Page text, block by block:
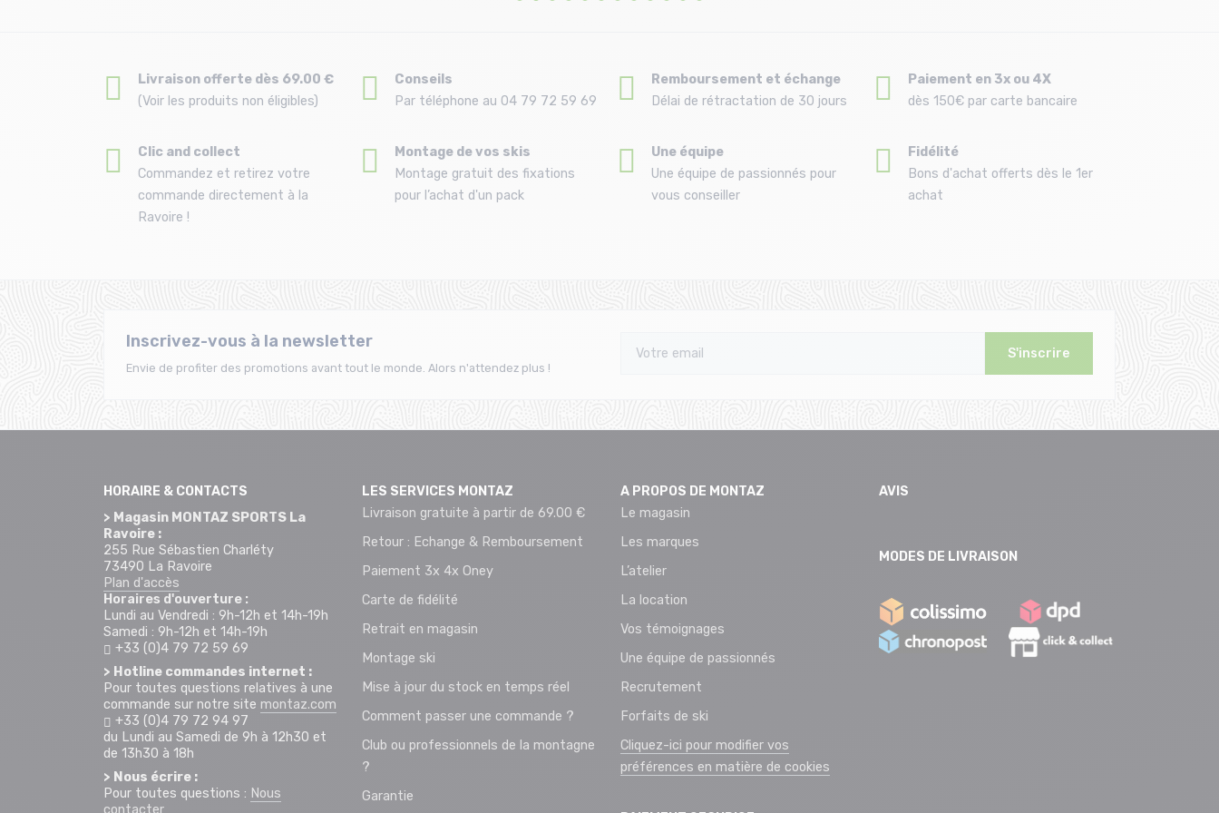
Livraison offerte dès 69.00 €
(Voir les produits non éligibles)
Conseils
Par téléphone au 04 79 72 59 69
Remboursement et échange
Délai de rétractation de 30 jours
Paiement en 3x ou 4X
dès 150€ par carte bancaire
Clic and collect
Commandez et retirez votre
commande directement à la
Ravoire !
Montage de vos skis
Montage gratuit des fixations
pour l’achat d'un pack
Une équipe
Une équipe de passionnés pour
vous conseiller
Fidélité
Bons d'achat offerts dès le 1er
achat
Inscrivez-vous à la newsletter
Envie de profiter des promotions avant tout le monde. Alors n'attendez plus !
S'inscrire
HORAIRE & CONTACTS
> Magasin MONTAZ SPORTS La
Ravoire :
255 Rue Sébastien Charléty
73490 La Ravoire
Plan d'accès
Horaires d'ouverture :
Lundi au Vendredi : 9h-12h et 14h-19h
Samedi : 9h-12h et 14h-19h
+33 (0)4 79 72 59 69
> Hotline commandes internet :
Pour toutes questions relatives à une
commande sur notre site montaz.com
+33 (0)4 79 72 94 97
du Lundi au Samedi de 9h à 12h30 et
de 13h30 à 18h
> Nous écrire :
Pour toutes questions : Nous
contacter
LES SERVICES MONTAZ
Livraison gratuite à partir de 69.00 €
Retour : Echange & Remboursement
Paiement 3x 4x Oney
Carte de fidélité
Retrait en magasin
Montage ski
Mise à jour du stock en temps réel
Comment passer une commande ?
Club ou professionnels de la montagne
?
Garantie
A PROPOS DE MONTAZ
Le magasin
Les marques
L’atelier
La location
Vos témoignages
Une équipe de passionnés
Recrutement
Forfaits de ski
Cliquez-ici pour modifier vos
préférences en matière de cookies
AVIS
MODES DE LIVRAISON